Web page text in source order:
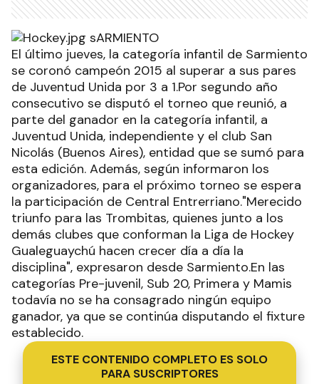
El último jueves, la categoría infantil de Sarmiento
se coronó campeón 2015 al superar a sus pares
de Juventud Unida por 3 a 1.Por segundo año
consecutivo se disputó el torneo que reunió, a
parte del ganador en la categoría infantil, a
Juventud Unida, independiente y el club San
Nicolás (Buenos Aires), entidad que se sumó para
esta edición. Además, según informaron los
organizadores, para el próximo torneo se espera
la participación de Central Entrerriano."Merecido
triunfo para las Trombitas, quienes junto a los
demás clubes que conforman la Liga de Hockey
Gualeguaychú hacen crecer día a día la
disciplina", expresaron desde Sarmiento.En las
categorías Pre-juvenil, Sub 20, Primera y Mamis
todavía no se ha consagrado ningún equipo
ganador, ya que se continúa disputando el fixture
establecido.
ESTE CONTENIDO COMPLETO ES SOLO
PARA SUSCRIPTORES